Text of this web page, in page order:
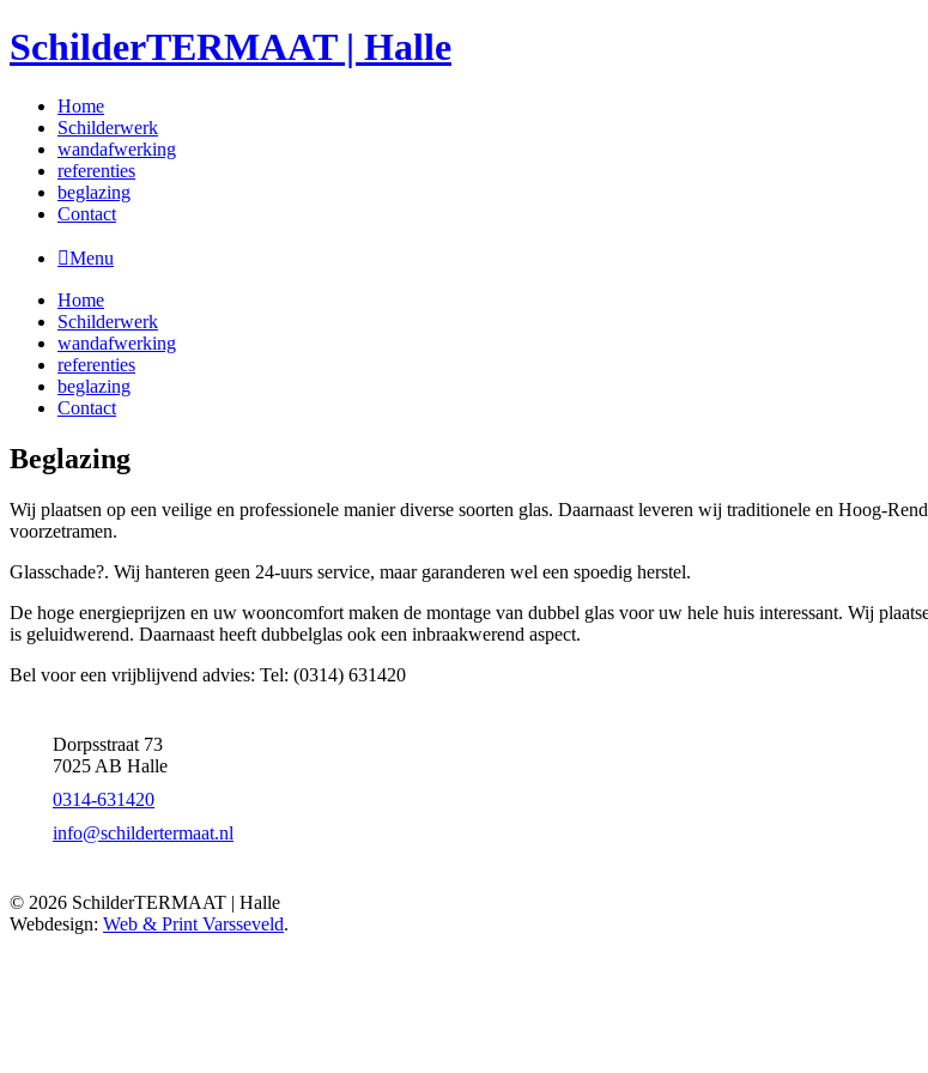
SchilderTERMAAT | Halle
Home
Schilderwerk
wandafwerking
referenties
beglazing
Contact
Menu
Home
Schilderwerk
wandafwerking
referenties
beglazing
Contact
Beglazing
Wij plaatsen op een veilige en professionele manier diverse soorten glas. Daarnaast leveren wij traditionele en Hoog-
voorzetramen.
Glasschade?. Wij hanteren geen 24-uurs service, maar garanderen wel een spoedig herstel.
De hoge energieprijzen en uw wooncomfort maken de montage van dubbel glas voor uw hele huis interessant. Wij
is geluidwerend. Daarnaast heeft dubbelglas ook een inbraakwerend aspect.
Bel voor een vrijblijvend advies: Tel: (0314) 631420
Dorpsstraat 73
7025 AB Halle
0314-631420
info@schildertermaat.nl
© 2026 SchilderTERMAAT | Halle
Webdesign: Web & Print Varsseveld.